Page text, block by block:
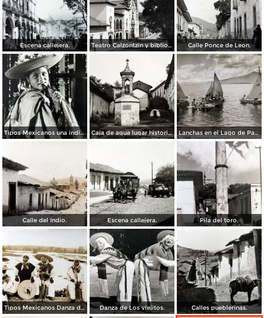
Escena callejera. Teatro Calzontzin y biblioteca publica. Calle Ponce de Leon.
Tipos Mexicanos una india Huananche. Caja de agua lugar historico. Lanchas en el Lago de Patzcuaro.
Calle del Indio. Escena callejera. Pila del toro.
Tipos Mexicanos Danza de Los viejitos.. Danza de Los viejitos. Calles pueblerinas.